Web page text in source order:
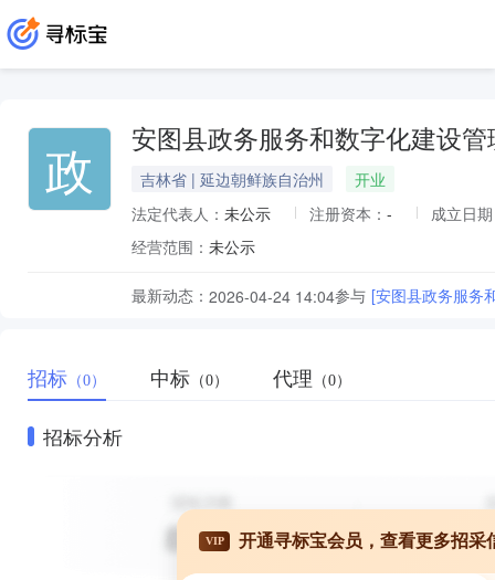
政 安图县政务服务和数字化建设管
吉林省 | 延边朝鲜族自治州
开业
法定代表人： 未公示 注册资本： -
成立日
经营范围： 未公示
最新动态： 2026-04-24 14:04参与 [安图县政务服务
招标 （0） 中标 （0） 代理 （0）
招标分析
VIP 开通寻标宝会员，查看更多招采